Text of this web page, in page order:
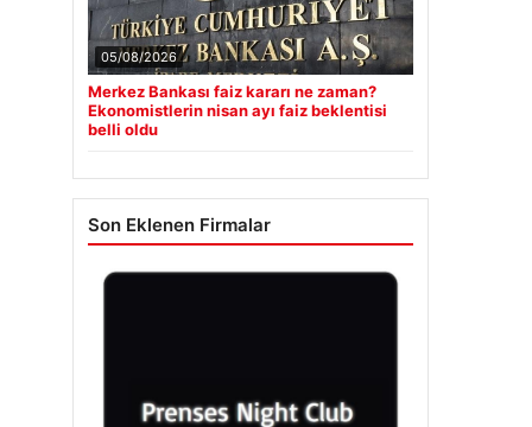
05/08/2026
Merkez Bankası faiz kararı ne zaman?
Ekonomistlerin nisan ayı faiz beklentisi
belli oldu
Son Eklenen Firmalar